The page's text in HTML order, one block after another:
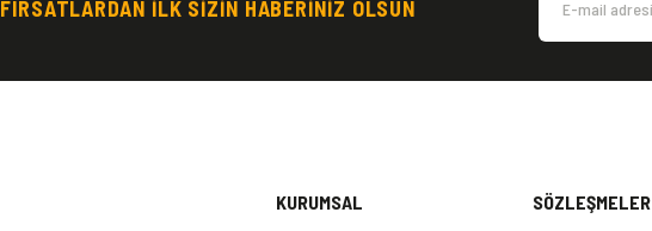
FIRSATLARDAN İLK SİZİN HABERİNİZ OLSUN
KURUMSAL SÖZLEŞMELER